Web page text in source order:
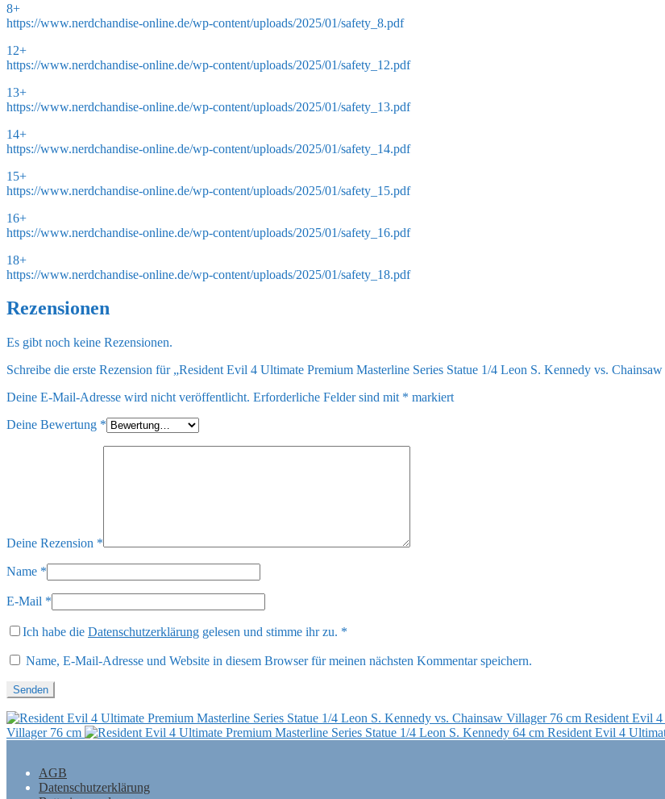
8+
https://www.nerdchandise-online.de/wp-content/uploads/2025/01/safety_8.pdf
12+
https://www.nerdchandise-online.de/wp-content/uploads/2025/01/safety_12.pdf
13+
https://www.nerdchandise-online.de/wp-content/uploads/2025/01/safety_13.pdf
14+
https://www.nerdchandise-online.de/wp-content/uploads/2025/01/safety_14.pdf
15+
https://www.nerdchandise-online.de/wp-content/uploads/2025/01/safety_15.pdf
16+
https://www.nerdchandise-online.de/wp-content/uploads/2025/01/safety_16.pdf
18+
https://www.nerdchandise-online.de/wp-content/uploads/2025/01/safety_18.pdf
Rezensionen
Es gibt noch keine Rezensionen.
Schreibe die erste Rezension für „Resident Evil 4 Ultimate Premium Masterline Series Statue 1/4 Leon S. Kennedy vs.
Deine E-Mail-Adresse wird nicht veröffentlicht. Erforderliche Felder sind mit * markiert
Deine Bewertung *
Deine Rezension *
Name *
E-Mail *
Ich habe die Datenschutzerklärung gelesen und stimme ihr zu. *
Name, E-Mail-Adresse und Website in diesem Browser für meinen nächsten Kommentar speichern.
Resident Evil
Villager 76 cm
Resident Evil 4
AGB
Datenschutzerklärung